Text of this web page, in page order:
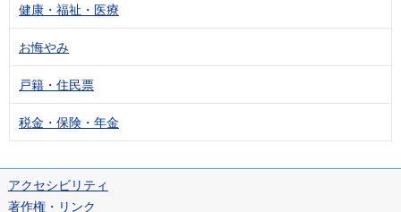
健康・福祉・医療
お悔やみ
戸籍・住民票
税金・保険・年金
アクセシビリティ
著作権・リンク